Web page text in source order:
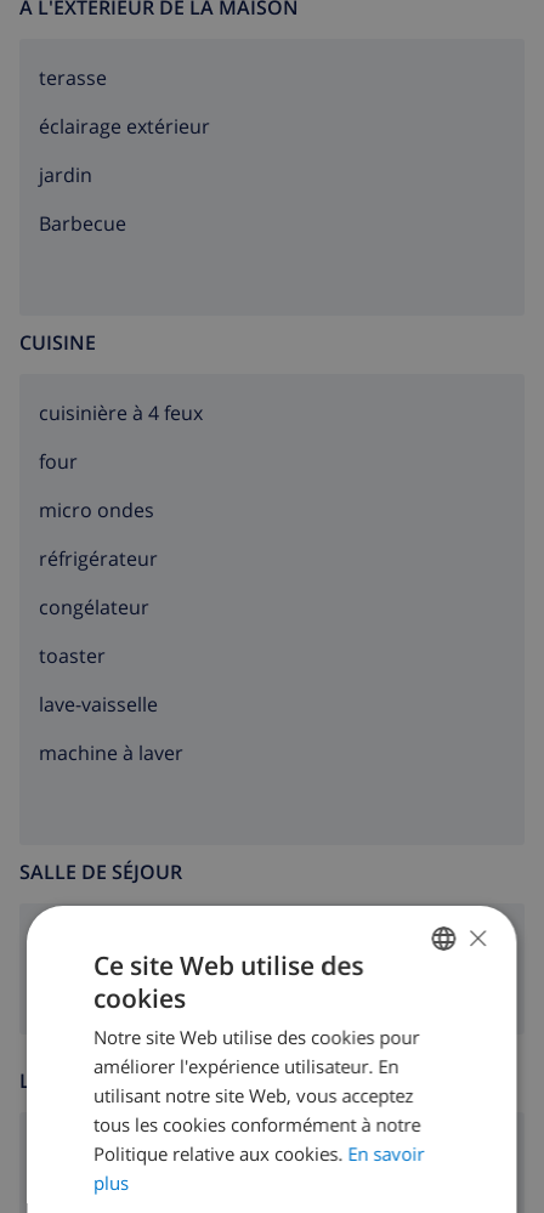
À L'EXTÉRIEUR DE LA MAISON
terasse
éclairage extérieur
jardin
barbecue
CUISINE
cuisinière à 4 feux
four
micro ondes
réfrigérateur
congélateur
toaster
lave-vaisselle
machine à laver
SALLE DE SÉJOUR
LOISIR
lecteur DVD
DUTCH
SPANISH
GERMAN
×
Ce site Web utilise des
cookies
Notre site Web utilise des cookies pour
améliorer l'expérience utilisateur. En
utilisant notre site Web, vous acceptez
tous les cookies conformément à notre
Politique relative aux cookies. En savoir
plus